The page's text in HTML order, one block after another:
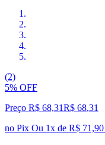
(2)
5% OFF
Preço R$ 68,31R$ 68,31
no Pix Ou 1x de R$